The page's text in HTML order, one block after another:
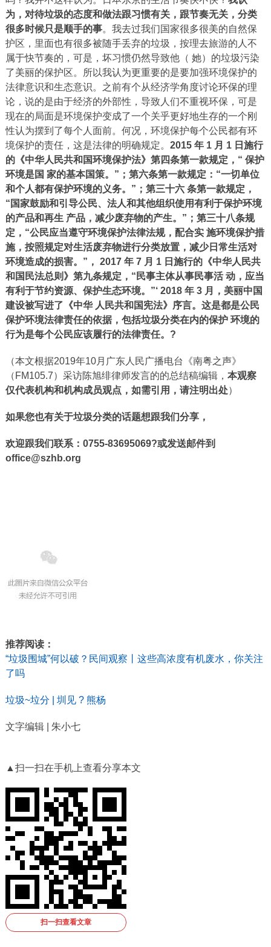
为，对待垃圾的态度和做法跟习惯有关，跟节奏无关，分类
很多时候只是顺手的事。我去过我们国家很多很美的自然保
护区，里面也有很多被随手丢弃的垃圾，按理去旅游的人不
属于快节奏的，可是，坏习惯仍然导致他（ 她）的垃圾污染
了美丽的保护区。所以我认为更重要的是要加强环境保护的
法律意识和生态意识。之前有个从经济学角度讨论环保的理
论，说的是由于经济的外部性，导致人们不重视环保，可是
现在的局面是环境保护变成了一个关乎更好地生存的一个刚
性认为摆到了每个人面前。何况，环境保护每个公民都有环
境保护的责任，这是法律的明确规定。 2015 年 1 月 1 日施行
的《中华人民共和国环境保护法》第四条第一款规定，“ 保护
环境是国 家的基本国策。 ”； 第六条第一款规定： “一切单位
和个人都有保护环境的义务。 ”； 第三十六 条第一款规定，
“国家鼓励和引导公民、法人和其他组织使用有利于保护环境
的产品和再生 产品，减少废弃物的产生。 ”； 第三十八条规
定，“公民应当遵守环境保护法律法规，配合实 施环境保护措
施，按照规定对生活废弃物进行分类放置，减少日常生活对
环境造成的损害。 ”， 2017 年 7 月 1 日施行的《中华人民共
和国民法总则》第九条规定，“民事主体从事民事活 动，应当
有利于节约资源、保护生态环境。 ”‘ 2018 年 3 月，美丽中国
建设被写进了《中华 人民共和国宪法》序言。 这是都是公民
保护环境法律责任的依据，包括垃圾分类在内的保护 环境的
行为是每个公民应该履行的法律责任。 ?
（本文根据2019年10月广东人民广播电台《南粤之声》
（FM105.7）采访陈旭绯律师发言的的总结稿编辑， 本观察
仅代表机构和机构成员观点，如需引用，请注明出处）
如果您也有关于垃圾分类的话题想跟我们分享，
欢迎跟我们联系： 0755-83695069?或发送邮件到
office@szhb.org
推荐阅读：
“垃圾围城”何以破？ 民间观察丨这些高浓度有机废水，你关注
了吗
垃圾~垃分 | 圳见 ? 熊杨
文字编辑 | 朱小七
▲扫一扫在手机上查看分享本文
扫一扫查看文章